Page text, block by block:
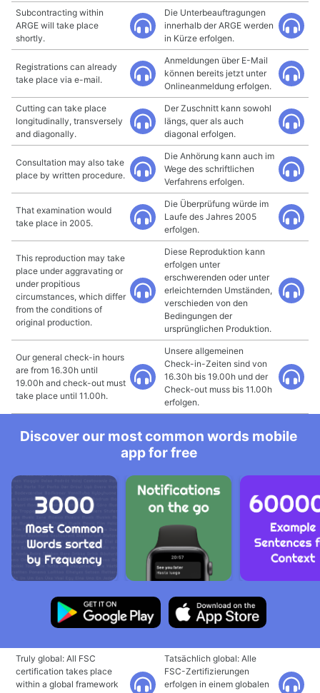
Subcontracting within
ARGE will take place
shortly.
Die Unterbeauftragungen
innerhalb der ARGE werden
in Kürze erfolgen.
Registrations can already
take place via e-mail.
Anmeldungen über E-Mail
können bereits jetzt unter
Onlineanmeldung erfolgen.
Cutting can take place
longitudinally, transversely
and diagonally.
Der Zuschnitt kann sowohl
längs, quer als auch
diagonal erfolgen.
Consultation may also take
place by written procedure.
Die Anhörung kann auch im
Wege des schriftlichen
Verfahrens erfolgen.
That examination would
take place in 2005.
Die Überprüfung würde im
Laufe des Jahres 2005
erfolgen.
This reproduction may take
place under aggravating or
under propitious
circumstances, which differ
from the conditions of
original production.
Diese Reproduktion kann
erfolgen unter
erschwerenden oder unter
erleichternden Umständen,
verschieden von den
Bedingungen der
ursprünglichen Produktion.
Our general check-in hours
are from 16.30h until
19.00h and check-out must
take place until 11.00h.
Unsere allgemeinen
Check-in-Zeiten sind von
16.30h bis 19.00h und der
Check-out muss bis 11.00h
erfolgen.
Discover our most common words mobile
app for free
Truly global: All FSC
certification takes place
within a global framework
Tatsächlich global: Alle
FSC-Zertifizierungen
erfolgen in einem globalen